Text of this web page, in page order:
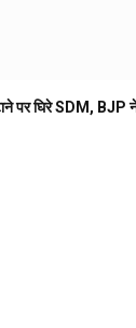
पर घिरे SDM, BJP